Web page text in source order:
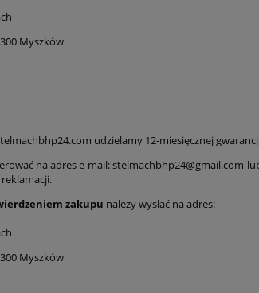
Myszków
udzielamy 12-miesięcznej
na adres e-mail: stelmachbhp24@gmail.com
zakupu należy wysłać na adres:
Myszków